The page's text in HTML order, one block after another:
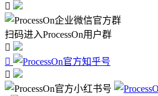

扫码进入ProcessOn用户群


